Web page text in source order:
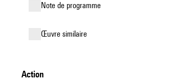
Note de programme
œuvre similaire
action